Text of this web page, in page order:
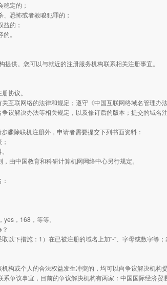
稳定的；
、恐怖或者教唆犯罪的；
益的；
。
供。您可以与就近的注册服务机构联系相关注册事宜。
协议。
互联网络的法律和规定；遵守《中国互联网络域名管理办
议解决办法等相关规定，以及修订后的版本；提交的域名
骤除联机注册外，申请者需要提交下列书面资料：
由中国教育和科研计算机网网络中心另行规定。
，168，等等。
以下措施：1）在已被注册的域名上加"-"、字母或数字等
构或个人的合法权益发生冲突的，均可以向争议解决机构提
争议事宜，目前的争议解决机构有两家：中国国际经济